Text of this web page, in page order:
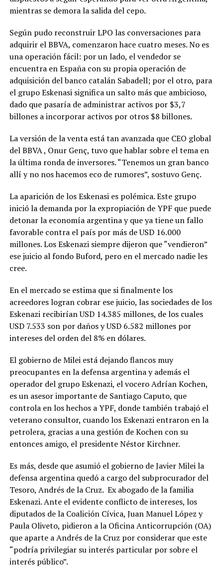
mientras se demora la salida del cepo.
Según pudo reconstruir LPO las conversaciones para
adquirir el BBVA, comenzaron hace cuatro meses. No es
una operación fácil: por un lado, el vendedor se
encuentra en España con su propia operación de
adquisición del banco catalán Sabadell; por el otro, para
el grupo Eskenasi significa un salto más que ambicioso,
dado que pasaría de administrar activos por $3,7
billones a incorporar activos por otros $8 billones.
La versión de la venta está tan avanzada que CEO global
del BBVA , Onur Genç, tuvo que hablar sobre el tema en
la última ronda de inversores. “Tenemos un gran banco
allí y no nos hacemos eco de rumores”, sostuvo Genç.
La aparición de los Eskenasi es polémica. Este grupo
inició la demanda por la expropiación de YPF que puede
detonar la economía argentina y que ya tiene un fallo
favorable contra el país por más de USD 16.000
millones. Los Eskenazi siempre dijeron que “vendieron”
ese juicio al fondo Buford, pero en el mercado nadie les
cree.
En el mercado se estima que si finalmente los
acreedores logran cobrar ese juicio, las sociedades de los
Eskenazi recibirían USD 14.385 millones, de los cuales
USD 7.533 son por daños y USD 6.582 millones por
intereses del orden del 8% en dólares.
El gobierno de Milei está dejando flancos muy
preocupantes en la defensa argentina y además el
operador del grupo Eskenazi, el vocero Adrían Kochen,
es un asesor importante de Santiago Caputo, que
controla en los hechos a YPF, donde también trabajó el
veterano consultor, cuando los Eskenazi entraron en la
petrolera, gracias a una gestión de Kochen con su
entonces amigo, el presidente Néstor Kirchner.
Es más, desde que asumió el gobierno de Javier Milei la
defensa argentina quedó a cargo del subprocurador del
Tesoro, Andrés de la Cruz. Ex abogado de la familia
Eskenazi. Ante el evidente conflicto de intereses, los
diputados de la Coalición Cívica, Juan Manuel López y
Paula Oliveto, pidieron a la Oficina Anticorrupción (OA)
que aparte a Andrés de la Cruz por considerar que este
“podría privilegiar su interés particular por sobre el
interés público”.